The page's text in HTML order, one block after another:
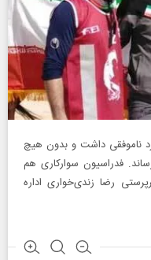
ناموفقی داشت و بدون هیچ
فدراسیون سوارکاری هم
رضا زندی‌خواری اداره